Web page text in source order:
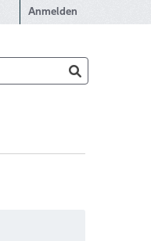
Anmelden